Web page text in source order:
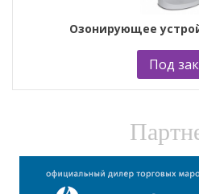
Озонирующее
Под